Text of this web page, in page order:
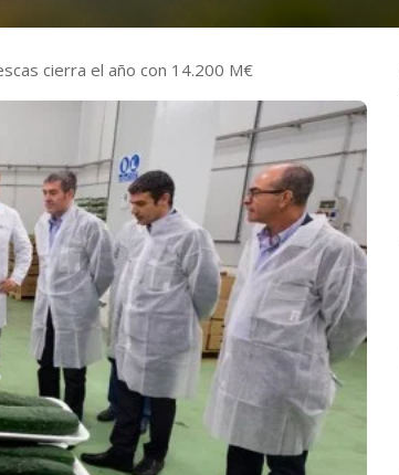
cierra el año con 14.200 M€